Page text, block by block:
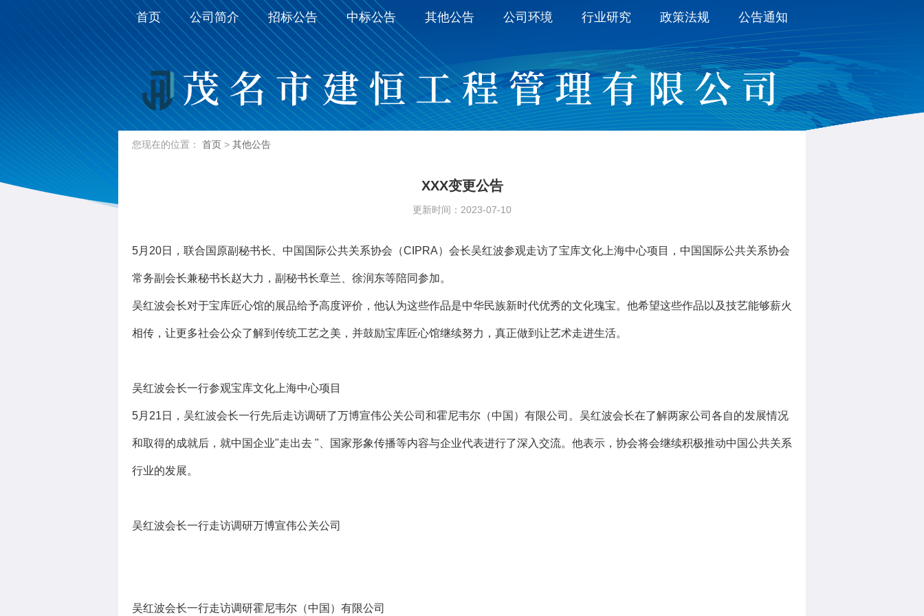
首页 公司简介 招标公告 中标公告 其他公告 公司环境 行业研究 政策法规 公告通知
您现在的位置： 首页 > 其他公告
XXX变更公告
更新时间：2023-07-10
5月20日，联合国原副秘书长、中国国际公共关系协会（CIPRA）会长吴红波参观走访了宝库文化上海中心项目，中国国际公共关系协会
常务副会长兼秘书长赵大力，副秘书长章兰、徐润东等陪同参加。
吴红波会长对于宝库匠心馆的展品给予高度评价，他认为这些作品是中华民族新时代优秀的文化瑰宝。他希望这些作品以及技艺能够薪火
相传，让更多社会公众了解到传统工艺之美，并鼓励宝库匠心馆继续努力，真正做到让艺术走进生活。
吴红波会长一行参观宝库文化上海中心项目
5月21日，吴红波会长一行先后走访调研了万博宣伟公关公司和霍尼韦尔（中国）有限公司。吴红波会长在了解两家公司各自的发展情况
和取得的成就后，就中国企业"走出去 "、国家形象传播等内容与企业代表进行了深入交流。他表示，协会将会继续积极推动中国公共关系
行业的发展。
吴红波会长一行走访调研万博宣伟公关公司
吴红波会长一行走访调研霍尼韦尔（中国）有限公司